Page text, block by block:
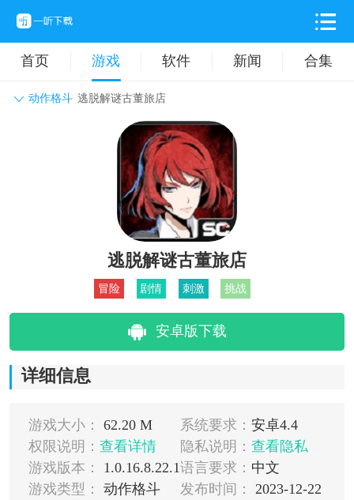
首页 游戏 软件 新闻 合集
动作格斗 逃脱解谜古董旅店
动作格斗 休闲益智
卡牌对战 音乐舞蹈
挂机养成
逃脱解谜古董旅店
冒险 剧情 刺激 挑战
安卓版下载
详细信息
游戏大小： 62.20 M 系统要求： 安卓4.4
权限说明： 查看详情 隐私说明： 查看隐私
游戏版本：
1.0.16.8.22.1语言要求： 中文
游戏类型：
动作格斗 发布时间：
2023-12-22